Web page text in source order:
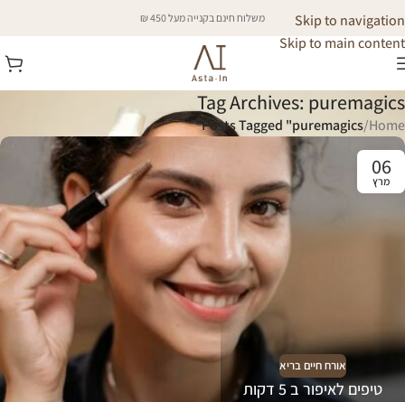
Skip to navigation
Skip to main content
משלוח חינם בקנייה מעל 450 ₪
Tag Archives: puremagics
Home
/
Posts Tagged "puremagics"
06
מרץ
אורח חיים בריא
טיפים לאיפור ב 5 דקות